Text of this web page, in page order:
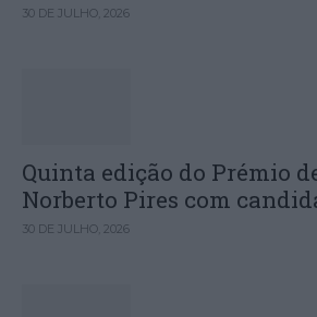
30 DE JULHO, 2026
Quinta edição do Prémio
Norberto Pires com
30 DE JULHO, 2026